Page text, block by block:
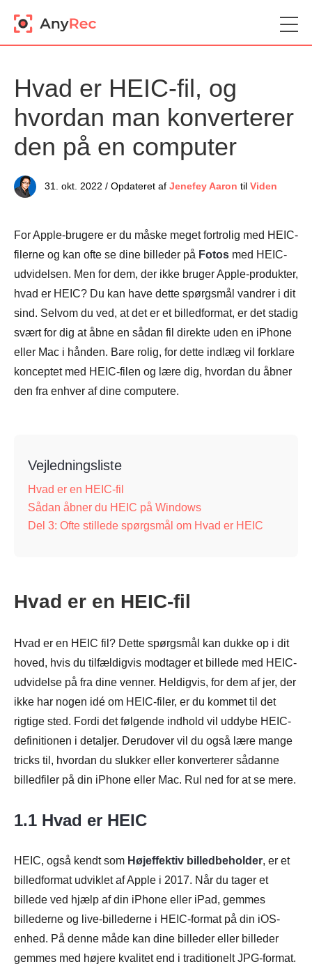
Hvad er HEIC-fil, og
hvordan man konverterer
den på en computer
31. okt. 2022 / Opdateret af Jenefey Aaron til Viden
For Apple-brugere er du måske meget fortrolig med HEIC-
filerne og kan ofte se dine billeder på Fotos med HEIC-
udvidelsen. Men for dem, der ikke bruger Apple-produkter,
hvad er HEIC? Du kan have dette spørgsmål vandrer i dit
sind. Selvom du ved, at det er et billedformat, er det stadig
svært for dig at åbne en sådan fil direkte uden en iPhone
eller Mac i hånden. Bare rolig, for dette indlæg vil forklare
konceptet med HEIC-filen og lære dig, hvordan du åbner
den fra enhver af dine computere.
Vejledningsliste
Hvad er en HEIC-fil
Sådan åbner du HEIC på Windows
Del 3: Ofte stillede spørgsmål om Hvad er HEIC
Hvad er en HEIC-fil
Hvad er en HEIC fil? Dette spørgsmål kan dukke op i dit
hoved, hvis du tilfældigvis modtager et billede med HEIC-
udvidelse på fra dine venner. Heldigvis, for dem af jer, der
ikke har nogen idé om HEIC-filer, er du kommet til det
rigtige sted. Fordi det følgende indhold vil uddybe HEIC-
definitionen i detaljer. Derudover vil du også lære mange
tricks til, hvordan du slukker eller konverterer sådanne
billedfiler på din iPhone eller Mac. Rul ned for at se mere.
1.1 Hvad er HEIC
HEIC, også kendt som Højeffektiv billedbeholder, er et
billedformat udviklet af Apple i 2017. Når du tager et
billede ved hjælp af din iPhone eller iPad, gemmes
billederne og live-billederne i HEIC-format på din iOS-
enhed. På denne måde kan dine billeder eller billeder
gemmes med højere kvalitet end i traditionelt JPG-format.